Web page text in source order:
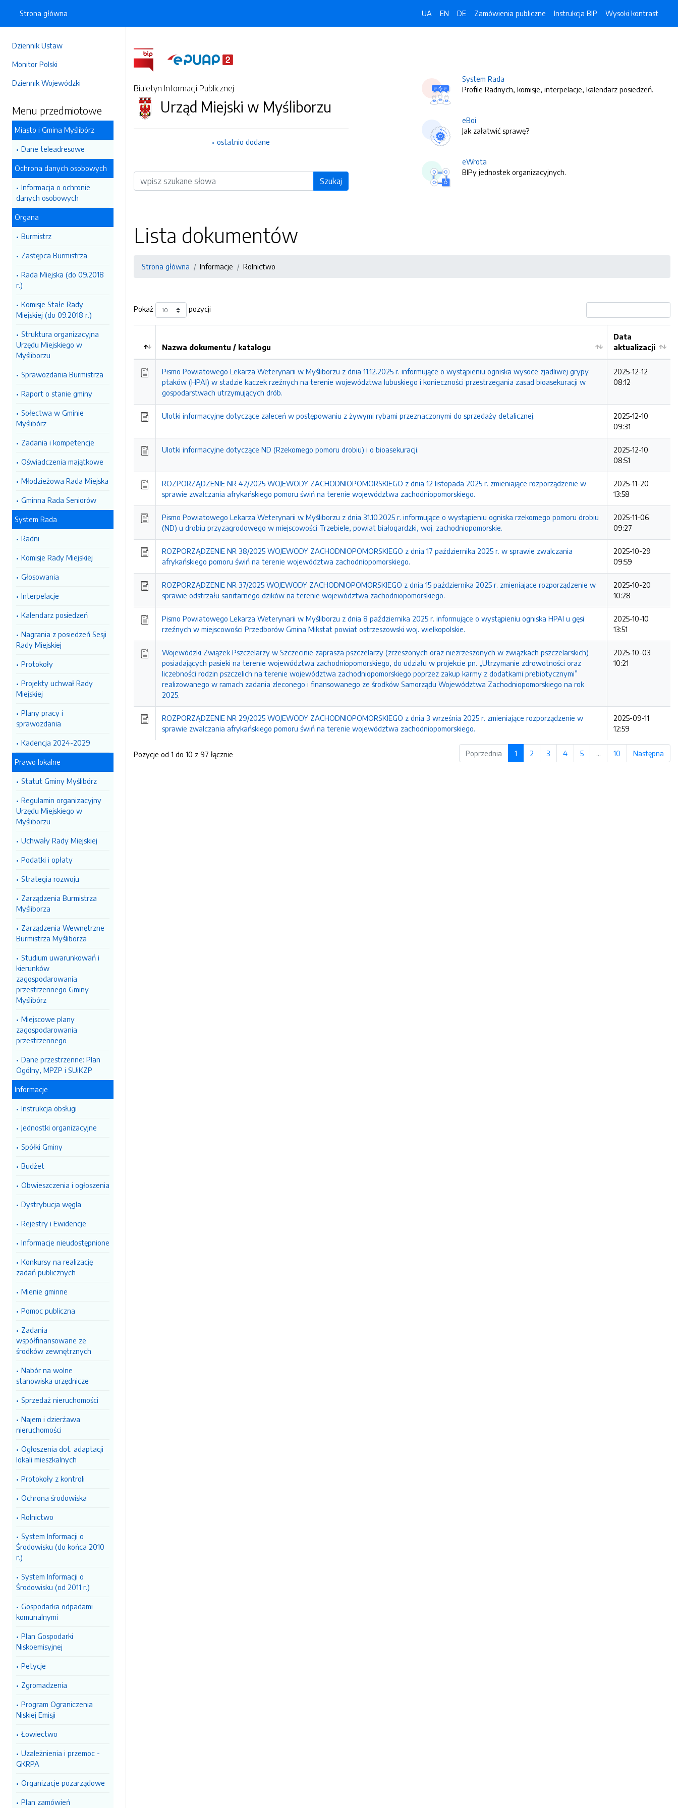
Dziennik Ustaw
Monitor Polski
Dziennik Wojewódzki
Menu przedmiotowe
Miasto i Gmina Myślibórz
Dane teleadresowe
Ochrona danych osobowych
Informacja o ochronie
danych osobowych
Organa
Burmistrz
Zastępca Burmistrza
Rada Miejska (do 09.2018
r.)
Komisje Stałe Rady
Miejskiej (do 09.2018 r.)
Struktura organizacyjna
Urzędu Miejskiego w
Myśliborzu
Sprawozdania Burmistrza
Raport o stanie gminy
Sołectwa w Gminie
Myślibórz
Zadania i kompetencje
Oświadczenia majątkowe
Młodzieżowa Rada Miejska
Gminna Rada Seniorów
System Rada
Radni
Komisje Rady Miejskiej
Głosowania
Interpelacje
Kalendarz posiedzeń
Nagrania z posiedzeń Sesji
Rady Miejskiej
Protokoły
Projekty uchwał Rady
Miejskiej
Plany pracy i
sprawozdania
Kadencja 2024-2029
Prawo lokalne
Statut Gminy Myślibórz
Regulamin organizacyjny
Urzędu Miejskiego w
Myśliborzu
Uchwały Rady Miejskiej
Podatki i opłaty
Strategia rozwoju
Zarządzenia Burmistrza
Myśliborza
Zarządzenia Wewnętrzne
Burmistrza Myśliborza
Studium uwarunkowań i
kierunków
zagospodarowania
przestrzennego Gminy
Myślibórz
Miejscowe plany
zagospodarowania
przestrzennego
Dane przestrzenne: Plan
Ogólny, MPZP i SUiKZP
Informacje
Instrukcja obsługi
Jednostki organizacyjne
Spółki Gminy
Budżet
Obwieszczenia i ogłoszenia
Dystrybucja węgla
Rejestry i Ewidencje
Informacje nieudostępnione
Konkursy na realizację
zadań publicznych
Mienie gminne
Pomoc publiczna
Zadania
współfinansowane ze
środków zewnętrznych
Nabór na wolne
stanowiska urzędnicze
Sprzedaż nieruchomości
Najem i dzierżawa
nieruchomości
Ogłoszenia dot. adaptacji
lokali mieszkalnych
Protokoły z kontroli
Ochrona środowiska
Rolnictwo
System Informacji o
Środowisku (do końca 2010
r.)
System Informacji o
Środowisku (od 2011 r.)
Gospodarka odpadami
komunalnymi
Plan Gospodarki
Niskoemisyjnej
Petycje
Zgromadzenia
Program Ograniczenia
Niskiej Emisji
Łowiectwo
Uzależnienia i przemoc -
GKRPA
Organizacje pozarządowe
Plan zamówień
Strona główna UA EN DE Zamówienia publiczne Instrukcja BIP Wysoki kontrast
Biuletyn Informacji Publicznej
Urząd Miejski w Myśliborzu
ostatnio dodane
Wyszukiwarka Szukaj
System Rada
Profile Radnych, komisje, interpelacje, kalendarz posiedzeń.
eBoi
Jak załatwić sprawę?
eWrota
BIPy jednostek organizacyjnych.
Lista dokumentów
Strona główna Informacje Rolnictwo
Pokaż pozycji
Nazwa dokumentu / katalogu
Data
aktualizacji
Pismo Powiatowego Lekarza Weterynarii w Myśliborzu z dnia 11.12.2025 r. informujące o wystąpieniu ogniska wysoce zjadliwej grypy
ptaków (HPAI) w stadzie kaczek rzeźnych na terenie województwa lubuskiego i konieczności przestrzegania zasad bioasekuracji w
gospodarstwach utrzymujących drób.
2025-12-12
08:12
Ulotki informacyjne dotyczące zaleceń w postępowaniu z żywymi rybami przeznaczonymi do sprzedaży detalicznej.
2025-12-10
09:31
Ulotki informacyjne dotyczące ND (Rzekomego pomoru drobiu) i o bioasekuracji.
2025-12-10
08:51
ROZPORZĄDZENIE NR 42/2025 WOJEWODY ZACHODNIOPOMORSKIEGO z dnia 12 listopada 2025 r. zmieniające rozporządzenie w
sprawie zwalczania afrykańskiego pomoru świń na terenie województwa zachodniopomorskiego.
2025-11-20
13:58
Pismo Powiatowego Lekarza Weterynarii w Myśliborzu z dnia 31.10.2025 r. informujące o wystąpieniu ogniska rzekomego pomoru drobiu
(ND) u drobiu przyzagrodowego w miejscowości Trzebiele, powiat białogardzki, woj. zachodniopomorskie.
2025-11-06
09:27
ROZPORZĄDZENIE NR 38/2025 WOJEWODY ZACHODNIOPOMORSKIEGO z dnia 17 października 2025 r. w sprawie zwalczania
afrykańskiego pomoru świń na terenie województwa zachodniopomorskiego.
2025-10-29
09:59
ROZPORZĄDZENIE NR 37/2025 WOJEWODY ZACHODNIOPOMORSKIEGO z dnia 15 października 2025 r. zmieniające rozporządzenie w
sprawie odstrzału sanitarnego dzików na terenie województwa zachodniopomorskiego.
2025-10-20
10:28
Pismo Powiatowego Lekarza Weterynarii w Myśliborzu z dnia 8 października 2025 r. informujące o wystąpieniu ogniska HPAI u gęsi
rzeźnych w miejscowości Przedborów Gmina Mikstat powiat ostrzeszowski woj. wielkopolskie.
2025-10-10
13:51
Wojewódzki Związek Pszczelarzy w Szczecinie zaprasza pszczelarzy (zrzeszonych oraz niezrzeszonych w związkach pszczelarskich)
posiadających pasieki na terenie województwa zachodniopomorskiego, do udziału w projekcie pn. „Utrzymanie zdrowotności oraz
liczebności rodzin pszczelich na terenie województwa zachodniopomorskiego poprzez zakup karmy z dodatkami prebiotycznymi”
realizowanego w ramach zadania zleconego i finansowanego ze środków Samorządu Województwa Zachodniopomorskiego na rok
2025.
2025-10-03
10:21
ROZPORZĄDZENIE NR 29/2025 WOJEWODY ZACHODNIOPOMORSKIEGO z dnia 3 września 2025 r. zmieniające rozporządzenie w
sprawie zwalczania afrykańskiego pomoru świń na terenie województwa zachodniopomorskiego.
2025-09-11
12:59
Pozycje od 1 do 10 z 97 łącznie Poprzednia 1 2 3 4 5 … 10 Następna